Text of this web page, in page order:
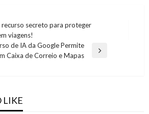
recurso secreto para proteger
viagens!
de IA da Google Permite
Caixa de Correio e Mapas
LIKE